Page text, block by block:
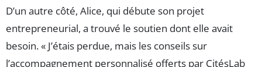
D’un autre côté, Alice, qui débute son projet
entrepreneurial, a trouvé le soutien dont elle avait
besoin. « J’étais perdue, mais les conseils sur
l’accompagnement personnalisé offerts par CitésLab